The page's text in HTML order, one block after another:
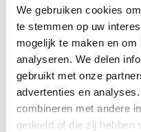
We gebruiken cookies
te stemmen op uw
mogelijk te maken en
analyseren. We delen
gebruikt met onze
advertenties en
combineren met andere
gedeeld of die zij